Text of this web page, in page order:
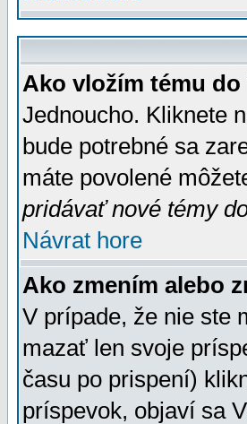
Ako vložím tému do
Jednoucho. Kliknete
bude potrebné sa
máte povolené
pridávať nové témy
Návrat hore
Ako zmením alebo
V prípade, že nie ste
mazať len svoje
času po prispení)
príspevok, objaví sa